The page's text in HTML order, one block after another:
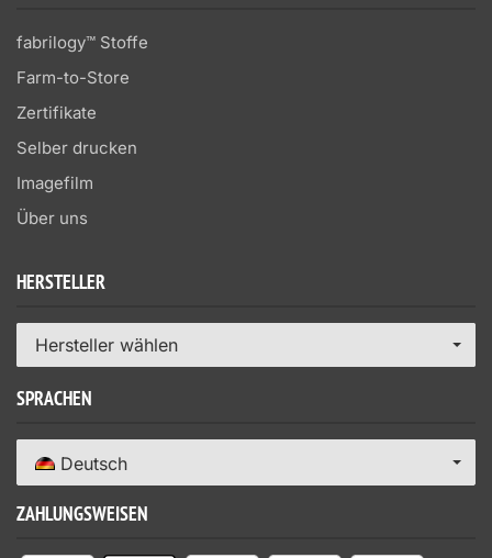
fabrilogy™ Stoffe
Farm-to-Store
Zertifikate
Selber drucken
Imagefilm
Über uns
HERSTELLER
Hersteller wählen
SPRACHEN
Deutsch
ZAHLUNGSWEISEN